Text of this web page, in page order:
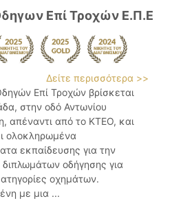
Eπί Τροχών Ε.Π.Ε
Δείτε περισσότερα >>
Επί Τροχών βρίσκεται
στην οδό Αντωνίου
απέναντι από το ΚΤΕΟ, και
ολοκληρωμένα
εκπαίδευσης για την
οδήγησης για
οχημάτων.
με μια ...